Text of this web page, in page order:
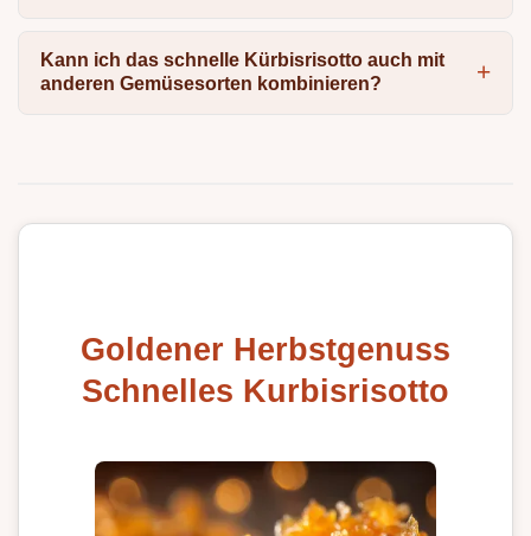
Kann ich das schnelle Kürbisrisotto auch mit
anderen Gemüsesorten kombinieren?
Goldener Herbstgenuss
Schnelles Kurbisrisotto